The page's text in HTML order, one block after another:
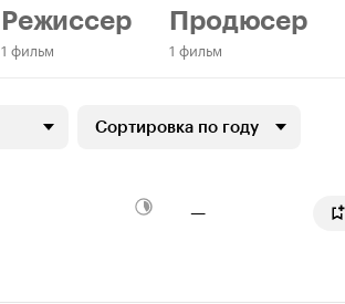
Режиссер
1 фильм
Продюсер
1 фильм
Сортировка по году
—